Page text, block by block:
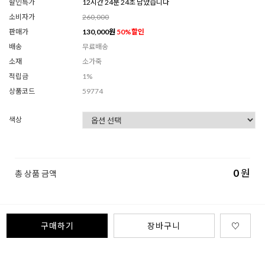
할인특가
12시간 24분 21초 남았습니다
소비자가
260,000
판매가
130,000원 50%할인
배송
무료배송
소재
소가죽
적립금
1%
상품코드
59774
색상
총 상품 금액 0원
구매하기 장바구니 ♡